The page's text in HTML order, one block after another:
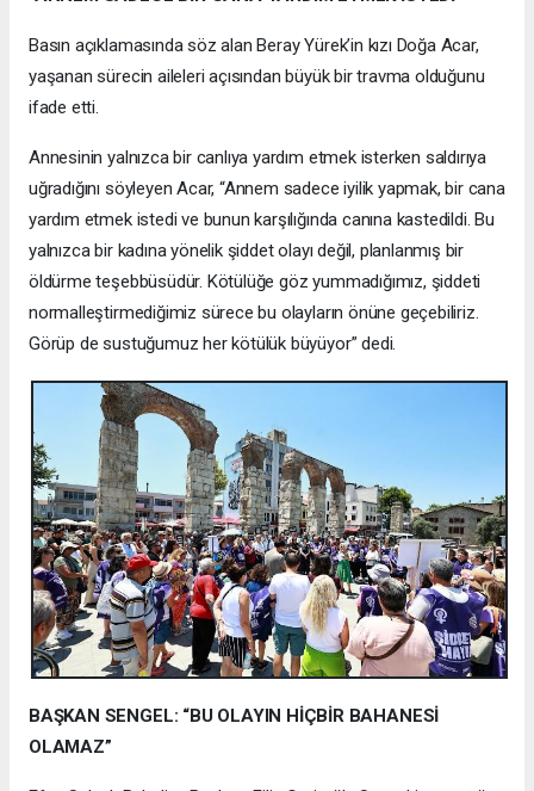
Basın açıklamasında söz alan Beray Yürek’in kızı Doğa Acar,
yaşanan sürecin aileleri açısından büyük bir travma olduğunu
ifade etti.
Annesinin yalnızca bir canlıya yardım etmek isterken saldırıya
uğradığını söyleyen Acar, “Annem sadece iyilik yapmak, bir cana
yardım etmek istedi ve bunun karşılığında canına kastedildi. Bu
yalnızca bir kadına yönelik şiddet olayı değil, planlanmış bir
öldürme teşebbüsüdür. Kötülüğe göz yummadığımız, şiddeti
normalleştirmediğimiz sürece bu olayların önüne geçebiliriz.
Görüp de sustuğumuz her kötülük büyüyor” dedi.
BAŞKAN SENGEL: “BU OLAYIN HİÇBİR BAHANESİ
OLAMAZ”